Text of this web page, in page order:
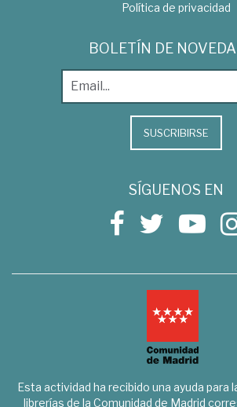
Política de privacidad
BOLETÍN DE
SUSCRIBIRSE
SÍGUENOS EN
Esta actividad ha recibido una ayuda para
librerías de la Comunidad de Madrid